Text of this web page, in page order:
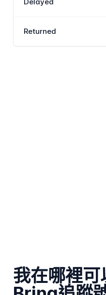
Delayed
Returned
我在哪裡